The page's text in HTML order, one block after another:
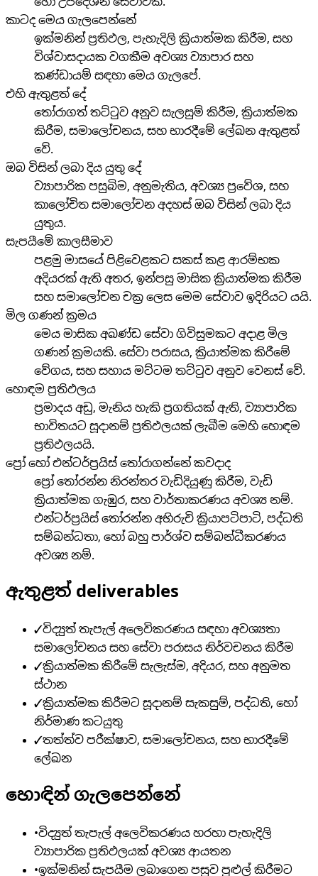
කාටද මෙය ගැලපෙන්නේ
ඉක්මනින් ප්‍රතිඵල, පැහැදිලි ක්‍රියාත්මක කිරීම, සහ
විශ්වාසදායක වගකීම අවශ්‍ය ව්‍යාපාර සහ
කණ්ඩායම් සඳහා මෙය ගැලපේ.
එහි ඇතුළත් දේ
තෝරාගත් තට්ටුව අනුව සැලසුම් කිරීම, ක්‍රියාත්මක
කිරීම, සමාලෝචනය, සහ භාරදීමේ ලේඛන ඇතුළත්
වේ.
ඔබ විසින් ලබා දිය යුතු දේ
ව්‍යාපාරික පසුබිම, අනුමැතිය, අවශ්‍ය ප්‍රවේශ, සහ
කාලෝචිත සමාලෝචන අදහස් ඔබ විසින් ලබා දිය
යුතුය.
සැපයීමේ කාලසීමාව
පළමු මාසයේ පිළිවෙළකට සකස් කළ ආරම්භක
අදියරක් ඇති අතර, ඉන්පසු මාසික ක්‍රියාත්මක කිරීම
සහ සමාලෝචන චක්‍ර ලෙස මෙම සේවාව ඉදිරියට යයි.
මිල ගණන් ක්‍රමය
මෙය මාසික අඛණ්ඩ සේවා ගිවිසුමකට අදාළ මිල
ගණන් ක්‍රමයකි. සේවා පරාසය, ක්‍රියාත්මක කිරීමේ
වේගය, සහ සහාය මට්ටම තට්ටුව අනුව වෙනස් වේ.
හොඳම ප්‍රතිඵලය
ප්‍රමාදය අඩු, මැනිය හැකි ප්‍රගතියක් ඇති, ව්‍යාපාරික
භාවිතයට සූදානම් ප්‍රතිඵලයක් ලැබීම මෙහි හොඳම
ප්‍රතිඵලයයි.
ප්‍රෝ හෝ එන්ටර්ප්‍රයිස් තෝරාගන්නේ කවදාද
ප්‍රෝ තෝරන්න නිරන්තර වැඩිදියුණු කිරීම, වැඩි
ක්‍රියාත්මක ගැඹුර, සහ වාර්තාකරණය අවශ්‍ය නම්.
එන්ටර්ප්‍රයිස් තෝරන්න අභිරුචි ක්‍රියාපටිපාටි, පද්ධති
සම්බන්ධතා, හෝ බහු පාර්ශ්ව සම්බන්ධීකරණය
අවශ්‍ය නම්.
ඇතුළත් deliverables
✓විද්‍යුත් තැපැල් අලෙවිකරණය සඳහා අවශ්‍යතා
සමාලෝචනය සහ සේවා පරාසය නිර්වචනය කිරීම
✓ක්‍රියාත්මක කිරීමේ සැලැස්ම, අදියර, සහ අනුමත
ස්ථාන
✓ක්‍රියාත්මක කිරීමට සූදානම් සැකසුම්, පද්ධති, හෝ
නිර්මාණ කටයුතු
✓තත්ත්ව පරීක්ෂාව, සමාලෝචනය, සහ භාරදීමේ
ලේඛන
හොඳින් ගැලපෙන්නේ
•විද්‍යුත් තැපැල් අලෙවිකරණය හරහා පැහැදිලි
ව්‍යාපාරික ප්‍රතිඵලයක් අවශ්‍ය ආයතන
•ඉක්මනින් සැපයීම ලබාගෙන පසුව පුළුල් කිරීමට